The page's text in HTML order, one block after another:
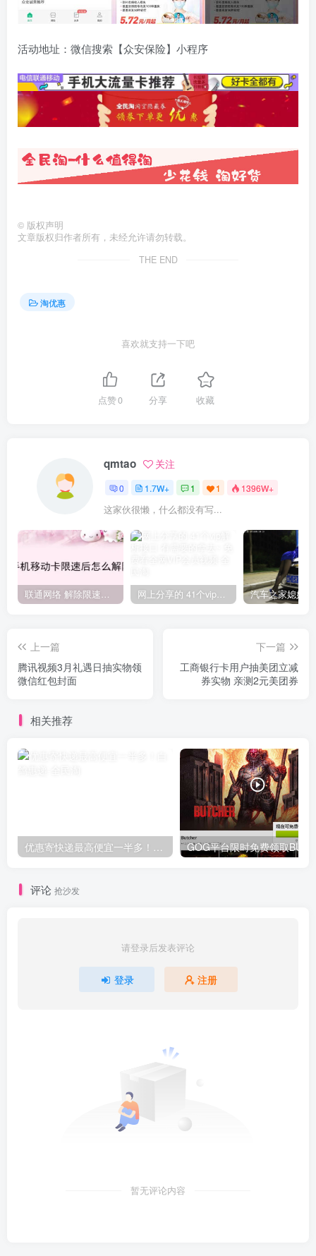
活动地址：微信搜索【众安保险】小程序
© 版权声明
文章版权归作者所有，未经允许请勿转载。
THE END
淘优惠
喜欢就支持一下吧
点赞0 分享 收藏
qmtao 关注
0 1.7W+ 1 1 1396W+
这家伙很懒，什么都没有写...
联通网络 解除限速方法参考！畅享、畅玩、老白干等及其它地区自测了 网上分享的 41个vip解析接口 有需要的拿去~ 免费看全网VIP会员视频
上一篇
腾讯视频3月礼遇日抽实物领
微信红包封面
下一篇
工商银行卡用户抽美团立减
券实物 亲测2元美团券
相关推荐
优惠寄快递最高便宜一半多！白鸽惠递
评论 抢沙发
请登录后发表评论
登录 注册
暂无评论内容